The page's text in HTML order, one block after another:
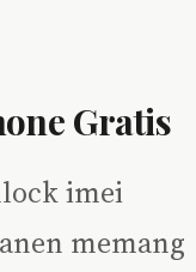
Gratis
imei
memang